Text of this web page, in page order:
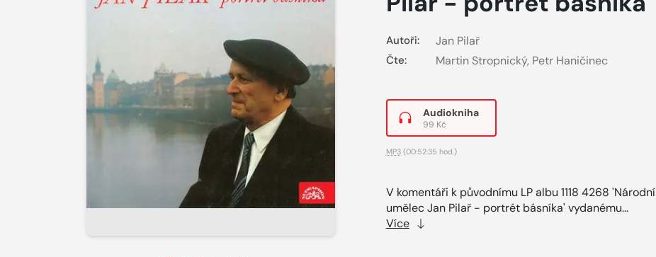
Autoři: Jan Pilař
Čte: Martin Stropnický, Petr Haničinec
Audiokniha
99 Kč
MP3(00:52:35 hod.)
V komentáři k původnímu LP albu 1118 4268 'Národní
umělec Jan Pilař - portrét básníka' vydanému...
Více